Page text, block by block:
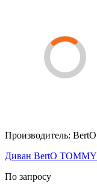
Производитель: BertO
Диван BertO TOMMY
По запросу